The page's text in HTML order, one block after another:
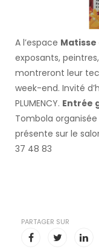
A l’espace Matisse
exposants,
montreront leur
week-end. Invité
PLUMENCY. Entrée
Tombola organisée
présente sur le
37 48 83
PARTAGER SUR